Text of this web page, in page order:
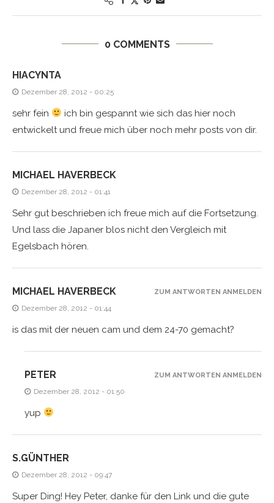
0 COMMENTS
HIACYNTA
Dezember 28, 2012 - 00:25
sehr fein
ich bin gespannt wie sich das hier noch
entwickelt und freue mich über noch mehr posts von dir.
MICHAEL HAVERBECK
Dezember 28, 2012 - 01:41
Sehr gut beschrieben ich freue mich auf die Fortsetzung.
Und lass die Japaner blos nicht den Vergleich mit
Egelsbach hören.
MICHAEL HAVERBECK
Dezember 28, 2012 - 01:44
is das mit der neuen cam und dem 24-70 gemacht?
ZUM ANTWORTEN ANMELDEN
PETER
Dezember 28, 2012 - 01:50
yup
ZUM ANTWORTEN ANMELDEN
S.GÜNTHER
Dezember 28, 2012 - 09:47
Super Ding! Hey Peter, danke für den Link und die gute